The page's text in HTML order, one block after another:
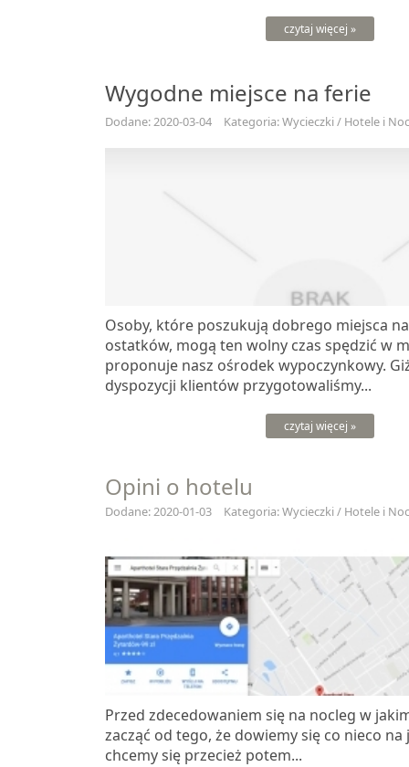
czytaj więcej »
Wygodne miejsce na ferie
Dodane: 2020-03-04 Kategoria: Wycieczki / Hotele i
Osoby, które poszukują dobrego miejsca
ostatków, mogą ten wolny czas spędzić w
proponuje nasz ośrodek wypoczynkowy.
dyspozycji klientów przygotowaliśmy...
czytaj więcej »
Opini o hotelu
Dodane: 2020-01-03 Kategoria: Wycieczki / Hotele i
Przed zdecedowaniem się na nocleg w
zacząć od tego, że dowiemy się co nieco
chcemy się przecież potem...